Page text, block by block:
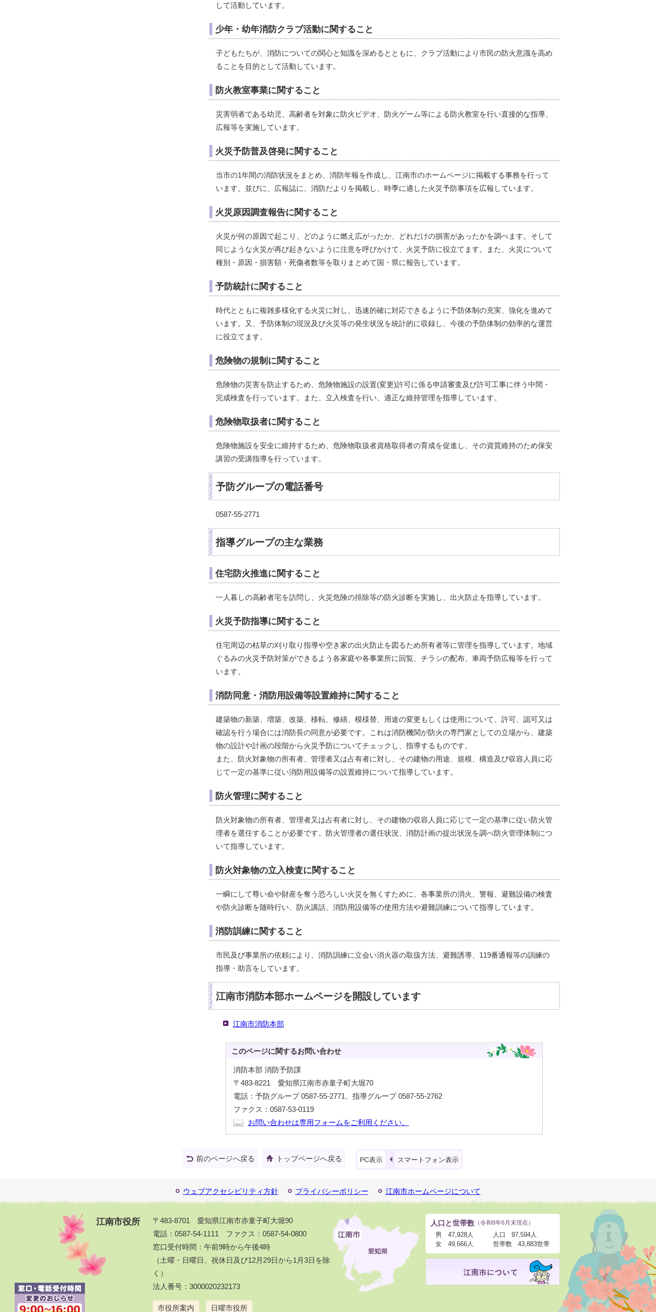
して活動しています。
少年・幼年消防クラブ活動に関すること
子どもたちが、消防についての関心と知識を深めるとともに、クラブ活動により市民の防火意識を高め
ることを目的として活動しています。
防火教室事業に関すること
災害弱者である幼児、高齢者を対象に防火ビデオ、防火ゲーム等による防火教室を行い直接的な指導、
広報等を実施しています。
火災予防普及啓発に関すること
当市の1年間の消防状況をまとめ、消防年報を作成し、江南市のホームページに掲載する事務を行って
います。並びに、広報誌に、消防だよりを掲載し、時季に適した火災予防事項を広報しています。
火災原因調査報告に関すること
火災が何の原因で起こり、どのように燃え広がったか、どれだけの損害があったかを調べます。そして
同じような火災が再び起きないように注意を呼びかけて、火災予防に役立てます。また、火災について
種別・原因・損害額・死傷者数等を取りまとめて国・県に報告しています。
予防統計に関すること
時代とともに複雑多様化する火災に対し、迅速的確に対応できるように予防体制の充実、強化を進めて
います。又、予防体制の現況及び火災等の発生状況を統計的に収録し、今後の予防体制の効率的な運営
に役立てます。
危険物の規制に関すること
危険物の災害を防止するため、危険物施設の設置(変更)許可に係る申請審査及び許可工事に伴う中間・
完成検査を行っています。また、立入検査を行い、適正な維持管理を指導しています。
危険物取扱者に関すること
危険物施設を安全に維持するため、危険物取扱者資格取得者の育成を促進し、その資質維持のため保安
講習の受講指導を行っています。
予防グループの電話番号
0587-55-2771
指導グループの主な業務
住宅防火推進に関すること
一人暮しの高齢者宅を訪問し、火災危険の排除等の防火診断を実施し、出火防止を指導しています。
火災予防指導に関すること
住宅周辺の枯草の刈り取り指導や空き家の出火防止を図るため所有者等に管理を指導しています。地域
ぐるみの火災予防対策ができるよう各家庭や各事業所に回覧、チラシの配布、車両予防広報等を行って
います。
消防同意・消防用設備等設置維持に関すること
建築物の新築、増築、改築、移転、修繕、模様替、用途の変更もしくは使用について、許可、認可又は
確認を行う場合には消防長の同意が必要です。これは消防機関が防火の専門家としての立場から、建築
物の設計や計画の段階から火災予防についてチェックし、指導するものです。
また、防火対象物の所有者、管理者又は占有者に対し、その建物の用途、規模、構造及び収容人員に応
じて一定の基準に従い消防用設備等の設置維持について指導しています。
防火管理に関すること
防火対象物の所有者、管理者又は占有者に対し、その建物の収容人員に応じて一定の基準に従い防火管
理者を選任することが必要です。防火管理者の選任状況、消防計画の提出状況を調べ防火管理体制につ
いて指導しています。
防火対象物の立入検査に関すること
一瞬にして尊い命や財産を奪う恐ろしい火災を無くすために、各事業所の消火、警報、避難設備の検査
や防火診断を随時行い、防火講話、消防用設備等の使用方法や避難訓練について指導しています。
消防訓練に関すること
市民及び事業所の依頼により、消防訓練に立会い消火器の取扱方法、避難誘導、119番通報等の訓練の
指導・助言をしています。
江南市消防本部ホームページを開設しています
江南市消防本部
このページに関するお問い合わせ
消防本部 消防予防課
〒483-8221 愛知県江南市赤童子町大堀70
電話：予防グループ 0587-55-2771、指導グループ 0587-55-2762
ファクス：0587-53-0119
お問い合わせは専用フォームをご利用ください。
前のページへ戻る トップページへ戻る PC表示 スマートフォン表示
ウェブアクセシビリティ方針 プライバシーポリシー 江南市ホームページについて
江南市役所
〒483-8701 愛知県江南市赤童子町大堀90
電話：0587-54-1111 ファクス：0587-54-0800
窓口受付時間：午前9時から午後4時
（土曜・日曜日、祝休日及び12月29日から1月3日を除
く）
法人番号：3000020232173
市役所案内 日曜市役所
人口と世帯数 （令和8年6月末現在）
男
47,928人
女
49,666人
人口
97,594人
世帯数
43,883世帯